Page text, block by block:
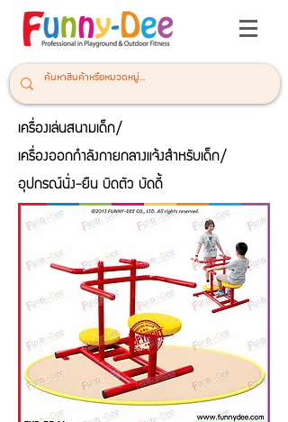
เครื่องเล่นสนามเด็ก/
เครื่องออกกำลังกายกลางแจ้งสำหรับเด็ก/
อุปกรณ์นั่ง-ยืน บิดตัว บัดดี้